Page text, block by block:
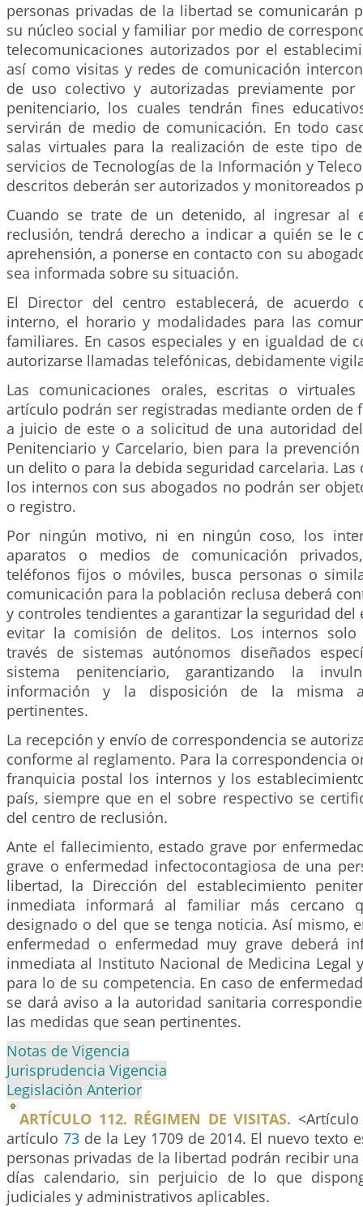
personas privadas de la libertad se comunicarán
su núcleo social y familiar por medio de
telecomunicaciones autorizados por el
así como visitas y redes de comunicación
de uso colectivo y autorizadas previamente por
penitenciario, los cuales tendrán fines
servirán de medio de comunicación. En todo
salas virtuales para la realización de este tipo
servicios de Tecnologías de la Información y
descritos deberán ser autorizados y monitoreados
Cuando se trate de un detenido, al ingresar al
reclusión, tendrá derecho a indicar a quién se le
aprehensión, a ponerse en contacto con su
sea informada sobre su situación.
El Director del centro establecerá, de acuerdo
interno, el horario y modalidades para las
familiares. En casos especiales y en igualdad de
autorizarse llamadas telefónicas, debidamente
Las comunicaciones orales, escritas o
artículo podrán ser registradas mediante orden de
a juicio de este o a solicitud de una autoridad
Penitenciario y Carcelario, bien para la
un delito o para la debida seguridad carcelaria.
los internos con sus abogados no podrán ser
o registro.
Por ningún motivo, ni en ningún coso, los
aparatos o medios de comunicación
teléfonos fijos o móviles, busca personas o
comunicación para la población reclusa deberá
y controles tendientes a garantizar la seguridad del
evitar la comisión de delitos. Los internos solo
través de sistemas autónomos diseñados
sistema penitenciario, garantizando la
información y la disposición de la misma
pertinentes.
La recepción y envío de correspondencia se
conforme al reglamento. Para la correspondencia
franquicia postal los internos y los
país, siempre que en el sobre respectivo se
del centro de reclusión.
Ante el fallecimiento, estado grave por
grave o enfermedad infectocontagiosa de una
libertad, la Dirección del establecimiento
inmediata informará al familiar más cercano
designado o del que se tenga noticia. Así mismo,
enfermedad o enfermedad muy grave deberá
inmediata al Instituto Nacional de Medicina Legal
para lo de su competencia. En caso de
se dará aviso a la autoridad sanitaria
las medidas que sean pertinentes.
Notas de Vigencia
Jurisprudencia Vigencia
Legislación Anterior
ARTÍCULO 112. RÉGIMEN DE VISITAS.
artículo 73de la Ley 1709 de 2014. El nuevo texto
personas privadas de la libertad podrán recibir una
días calendario, sin perjuicio de lo que
judiciales y administrativos aplicables.